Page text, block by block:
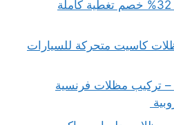
سواتر ممرات الرياض – 32% خصم تغطية كاملة
كاسيت متحركة للسيارات
– تركيب مظلات فرنسية